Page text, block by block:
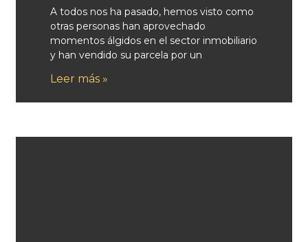
A todos nos ha pasado, hemos visto como
otras personas han aprovechado
momentos álgidos en el sector inmobiliario
y han vendido su parcela por un
Leer más »